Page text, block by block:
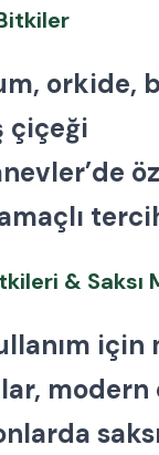
orkide,
çiçeği
& Saksı
için